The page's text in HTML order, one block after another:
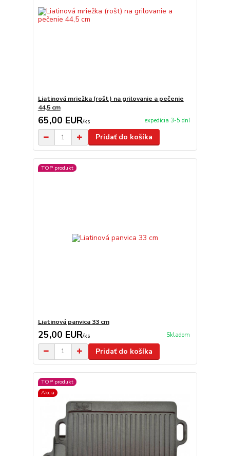
Liatinová mriežka (rošt) na grilovanie a pečenie
44,5 cm
65,00 EUR/ks expedícia 3-5 dní
Pridať do košíka
TOP produkt
Liatinová panvica 33 cm
25,00 EUR/ks Skladom
Pridať do košíka
TOP produkt
Akcia